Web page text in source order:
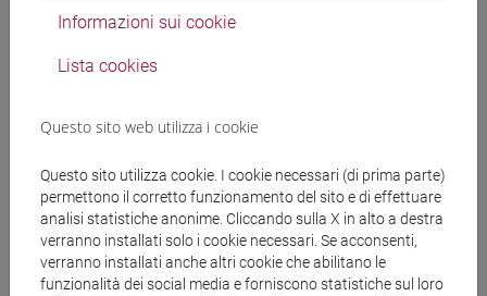
Ricerca strutture
Ricerca pubblicazioni
Informazioni sui cookie
Lista cookies
Questo sito web utilizza i cookie
Questo sito utilizza cookie. I cookie necessari (di prima parte)
permettono il corretto funzionamento del sito e di effettuare
analisi statistiche anonime. Cliccando sulla X in alto a destra
verranno installati solo i cookie necessari. Se acconsenti,
verranno installati anche altri cookie che abilitano le
funzionalità dei social media e forniscono statistiche sul loro